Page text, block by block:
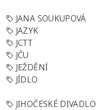
JANA SOUKUPOVÁ
JAZYK
JCTT
JČU
JEŽDĚNÍ
JÍDLO
JIHOČESKÉ DIVADLO